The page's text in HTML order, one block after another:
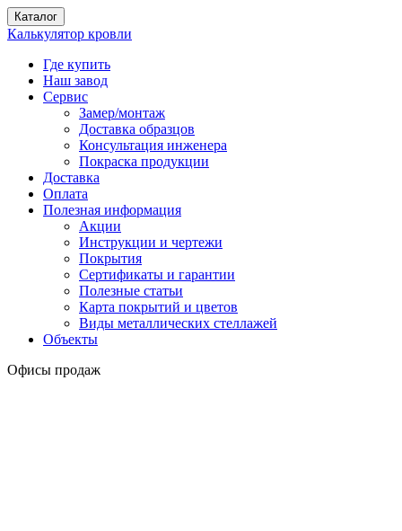
Каталог
Калькулятор кровли
Где купить
Наш завод
Сервис
Замер/монтаж
Доставка образцов
Консультация инженера
Покраска продукции
Доставка
Оплата
Полезная информация
Акции
Инструкции и чертежи
Покрытия
Сертификаты и гарантии
Полезные статьи
Карта покрытий и цветов
Виды металлических стеллажей
Объекты
Офисы продаж